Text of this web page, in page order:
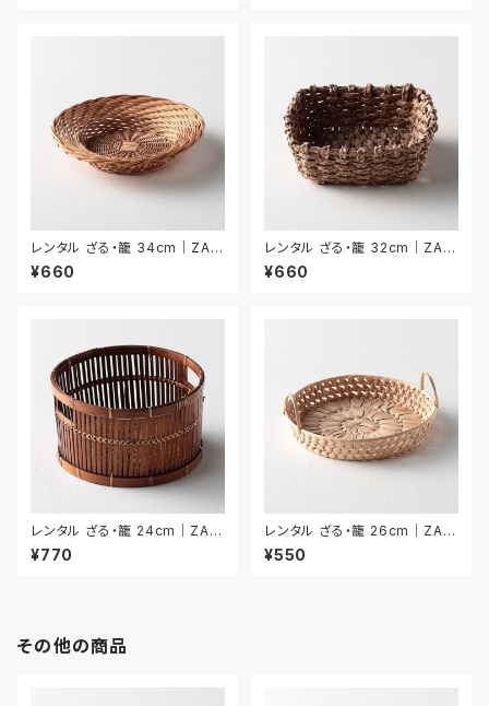
レンタル ざる・籠 34cm｜ZAR
025
¥660
レンタル ざる・籠 32cm｜ZAR
026
¥660
レンタル ざる・籠 24cm｜ZAR
027
¥770
レンタル ざる・籠 26cm｜ZAR
028
¥550
その他の商品